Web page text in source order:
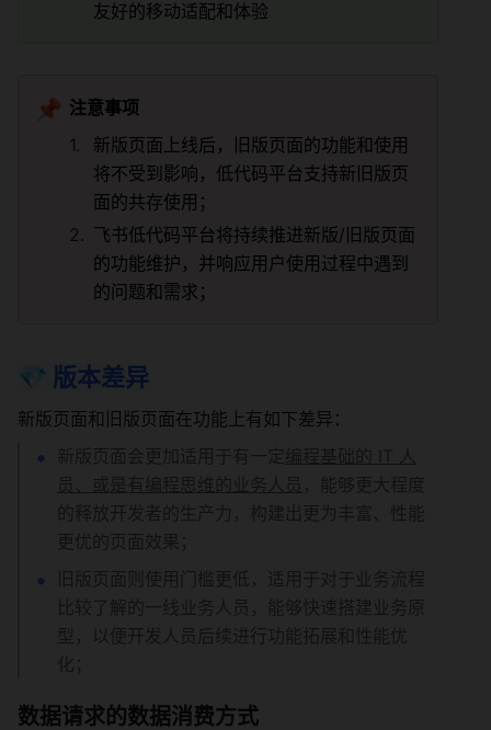
友好的移动适配和体验
📌 注意事项
新版页面上线后，旧版页面的功能和使用
将不受到影响，低代码平台支持新旧版页
面的共存使用；
飞书低代码平台将持续推进新版/旧版页面
的功能维护，并响应用户使用过程中遇到
的问题和需求；
💎 版本差异
新版页面和旧版页面在功能上有如下差异：
新版页面会更加适用于有一定编程基础的 IT 人
员、或是有编程思维的业务人员 ，能够更大程度
的释放开发者的生产力，构建出更为丰富、性能
更优的页面效果；
旧版页面则使用门槛更低，适用于对于业务流程
比较了解的一线业务人员，能够快速搭建业务原
型，以便开发人员后续进行功能拓展和性能优
化；
数据请求的数据消费方式